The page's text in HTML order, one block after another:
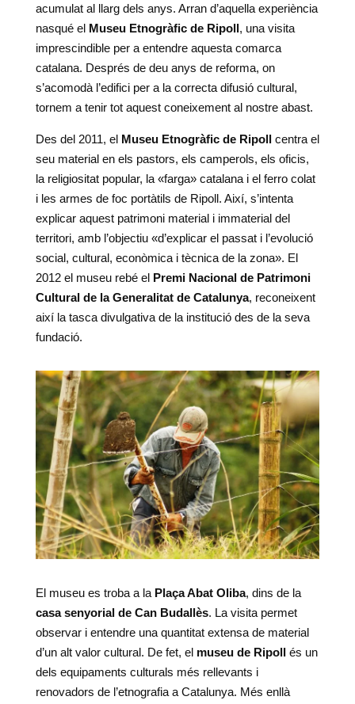
acumulat al llarg dels anys. Arran d’aquella experiència
nasqué el Museu Etnogràfic de Ripoll, una visita
imprescindible per a entendre aquesta comarca
catalana. Després de deu anys de reforma, on
s’acomodà l’edifici per a la correcta difusió cultural,
tornem a tenir tot aquest coneixement al nostre abast.
Des del 2011, el Museu Etnogràfic de Ripollcentra el
seu material en els pastors, els camperols, els oficis,
la religiositat popular, la «farga» catalana i el ferro colat
i les armes de foc portàtils de Ripoll. Així, s’intenta
explicar aquest patrimoni material i immaterial del
territori, amb l’objectiu «d’explicar el passat i l’evolució
social, cultural, econòmica i tècnica de la zona». El
2012 el museu rebé elPremi Nacional de Patrimoni
Cultural de la Generalitat de Catalunya, reconeixent
així la tasca divulgativa de la institució des de la seva
fundació.
El museu es troba a la Plaça Abat Oliba, dins de la
casa senyorial de Can Budallès. La visita permet
observar i entendre una quantitat extensa de material
d’un alt valor cultural. De fet, el museu de Ripollés un
dels equipaments culturals més rellevants i
renovadors de l’etnografia a Catalunya. Més enllà